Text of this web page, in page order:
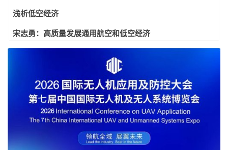
浅析低空经济
宋志勇：高质量发展通用航空和低空经济